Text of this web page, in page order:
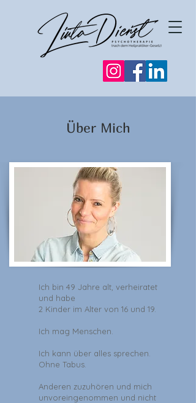
Über Mich
Ich bin 49 Jahre alt, verheiratet
und habe
2 Kinder im Alter von 16 und 19.
Ich mag Menschen.
Ich kann über alles sprechen.
Ohne Tabus.
Anderen zuzuhören und mich
unvoreingenommen und nicht